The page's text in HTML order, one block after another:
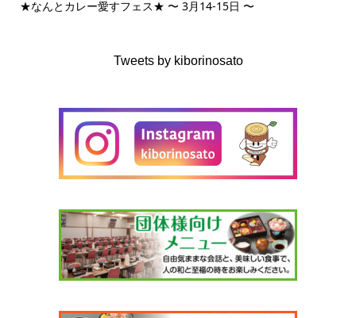
★なんとカレー愛すフェス★ 〜 3月14-15日 〜
Tweets by kiborinosato